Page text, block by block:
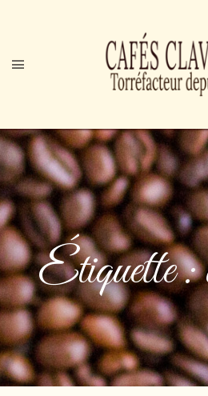
Étiquette :